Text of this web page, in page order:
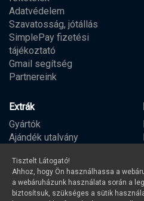
Adatvédelem
Szavatosság, jótállás
SimplePay fizetési
tájékoztató
Gmail segítség
Partnereink
Extrák
Gyártók
Ajándék utalvány
Tisztelt Látogató!
Ahhoz, hogy Ön használhassa a
a webáruházunk használata során a
biztosítsuk, szükséges a sütik